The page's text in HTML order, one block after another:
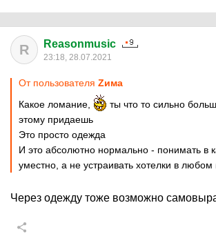
R Reasonmusic
23:18, 28.07.2021
От пользователя Zима
Какое ломание,
ты что то сильно
этому придаешь
Это просто одежда
И это абсолютно нормально - понимать в
уместно, а не устраивать хотелки в любом
Через одежду тоже возможно